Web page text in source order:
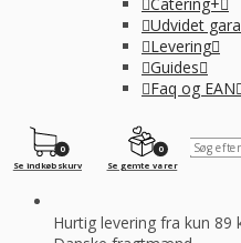
Udvidet
Levering
Guides
Faq og EAN
0
Se gemte varer
0
Se indkøbskurv
Hurtig levering fra kun 89